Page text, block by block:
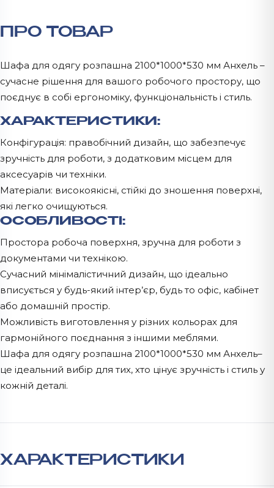
ПРО ТОВАР
Шафа для одягу розпашна 2100*1000*530 мм Анхель –
сучасне рішення для вашого робочого простору, що
поєднує в собі ергономіку, функціональність і стиль.
ХАРАКТЕРИСТИКИ:
Конфігурація: правобічний дизайн, що забезпечує
зручність для роботи, з додатковим місцем для
аксесуарів чи техніки.
Матеріали: високоякісні, стійкі до зношення поверхні,
які легко очищуються.
ОСОБЛИВОСТІ:
Простора робоча поверхня, зручна для роботи з
документами чи технікою.
Сучасний мінімалістичний дизайн, що ідеально
вписується у будь-який інтер’єр, будь то офіс, кабінет
або домашній простір.
Можливість виготовлення у різних кольорах для
гармонійного поєднання з іншими меблями.
Шафа для одягу розпашна 2100*1000*530 мм Анхель–
це ідеальний вибір для тих, хто цінує зручність і стиль у
кожній деталі.
ХАРАКТЕРИСТИКИ